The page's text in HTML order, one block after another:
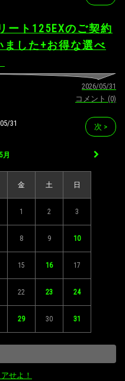
ート125EXのご契約
ました+お得な選べ
2026/05/31
コメント (0)
次 >
31
月
金 土 日
1 2 3
8 9 10
15 16 17
22 23 24
29 30 31
せよ！